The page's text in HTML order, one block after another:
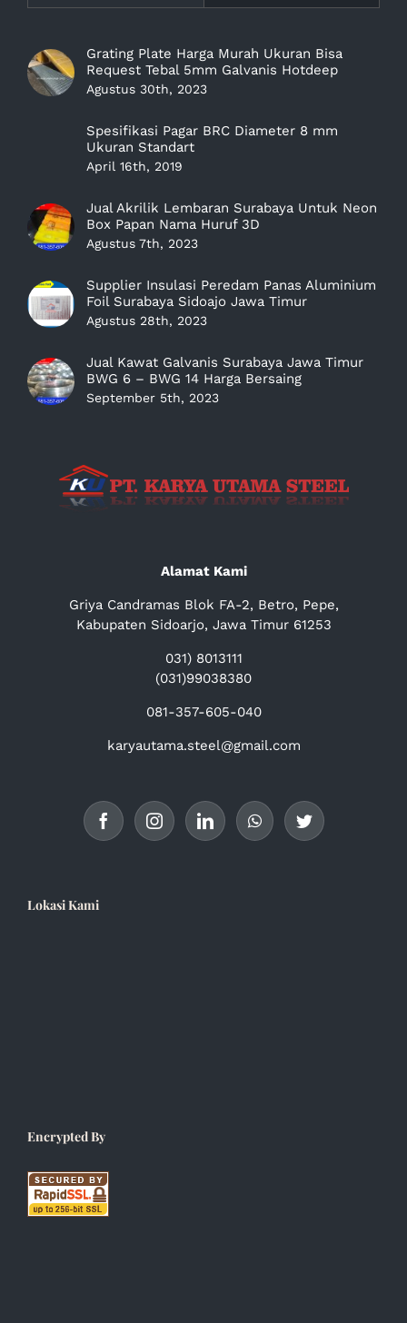
Grating Plate Harga Murah Ukuran Bisa
Request Tebal 5mm Galvanis Hotdeep
Agustus 30th, 2023
Spesifikasi Pagar BRC Diameter 8 mm
Ukuran Standart
April 16th, 2019
Jual Akrilik Lembaran Surabaya Untuk Neon
Box Papan Nama Huruf 3D
Agustus 7th, 2023
Supplier Insulasi Peredam Panas Aluminium
Foil Surabaya Sidoajo Jawa Timur
Agustus 28th, 2023
Jual Kawat Galvanis Surabaya Jawa Timur
BWG 6 – BWG 14 Harga Bersaing
September 5th, 2023
Alamat Kami
Griya Candramas Blok FA-2, Betro, Pepe,
Kabupaten Sidoarjo, Jawa Timur 61253
031) 8013111
(031)99038380
081-357-605-040
karyautama.steel@gmail.com
Lokasi Kami
Encrypted By